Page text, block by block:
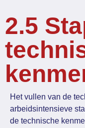
2.5
Het vullen van de
arbeidsintensieve
de technische